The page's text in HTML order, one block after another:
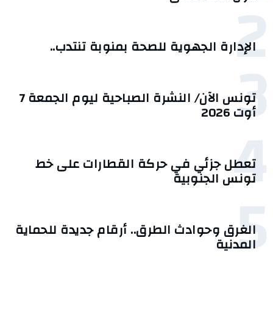
2
الإدارة الجهوية للصحة بمنوبة تنتدب..
3 تونس الآن/ النشرة الصباحية ليوم الجمعة 7
أوت 2026
4
تعطل جزئي في حركة القطارات على خط
تونس الجنوبية
5
الغرق وحوادث الطرق.. أرقام جديدة للحماية
المدنية